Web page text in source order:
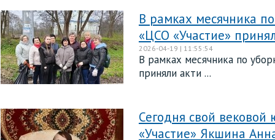
В рамках месячника
«ЦСО «Участие»
2026-04-19 | 11:55:54
В рамках месячника по
приняли акти ...
Сегодня свой вековой
«Участие» Якшина